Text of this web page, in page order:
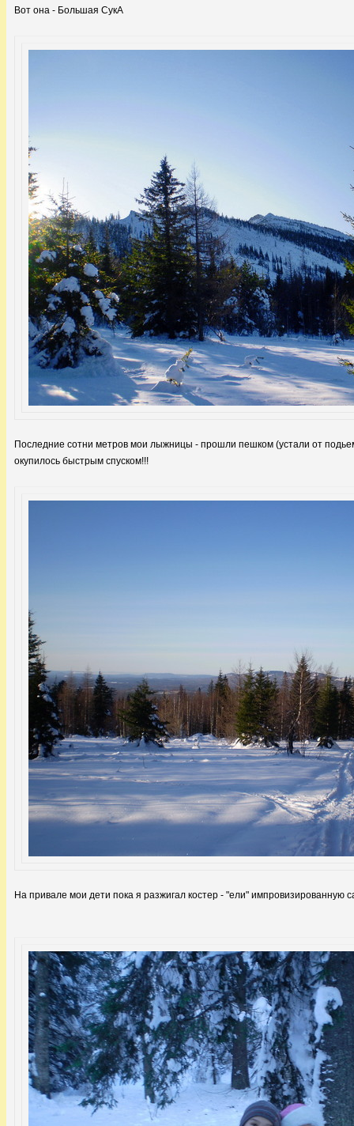
Вот она - Большая СукА
Последние сотни метров мои лыжницы - прошли пешком (устали от
окупилось быстрым спуском!!!
На привале мои дети пока я разжигал костер - "ели" импровизированную